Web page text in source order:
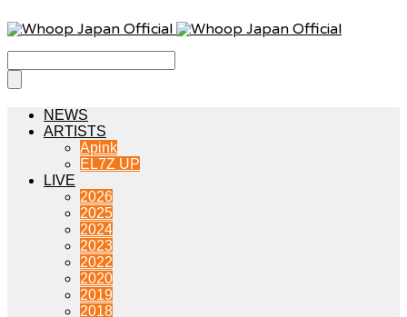
NEWS
ARTISTS
Apink
EL7Z UP
LIVE
2026
2025
2024
2023
2022
2020
2019
2018